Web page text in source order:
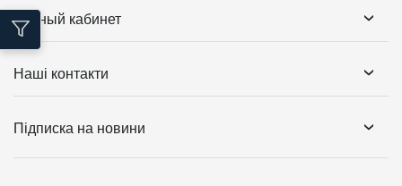
Личный кабинет
Наші контакти
Підписка на новини